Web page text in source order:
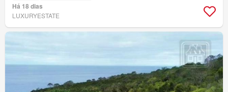
Há 18 dias
LUXURYESTATE